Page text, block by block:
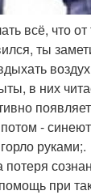
всё, что
ты
в них
-
руками;.
при